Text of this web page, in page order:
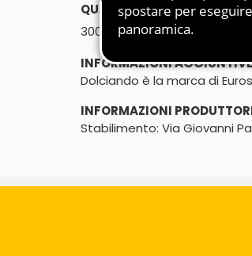
QUANTITÀ:
300g
℮
INFORMAZIONI
Dolciando è la marca di
INFORMAZIONI
Stabilimento: Via Giovanni